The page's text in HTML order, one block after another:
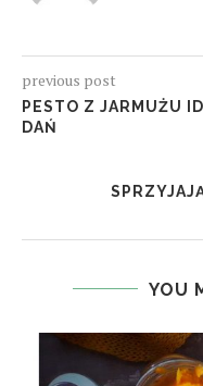
previous post
PESTO Z JARMUŻU
DAŃ
YOU